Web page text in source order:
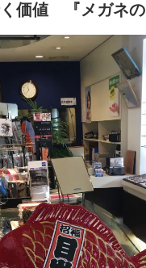
価値 『メガネの